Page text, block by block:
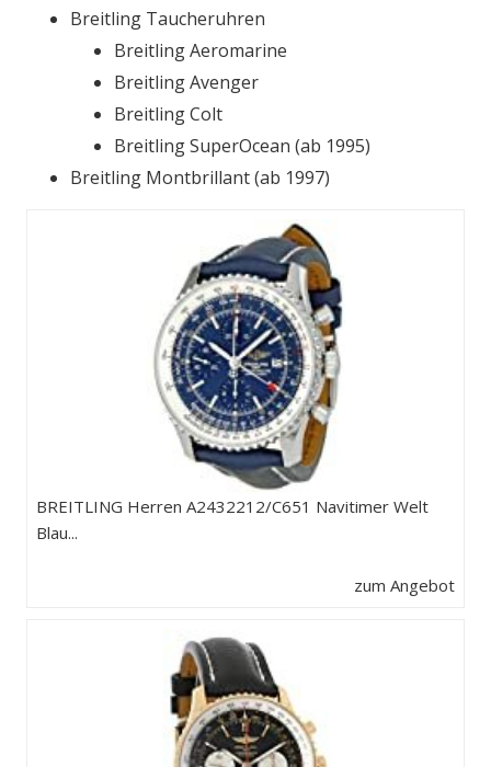
Breitling Taucheruhren
Breitling Aeromarine
Breitling Avenger
Breitling Colt
Breitling SuperOcean (ab 1995)
Breitling Montbrillant (ab 1997)
BREITLING Herren A2432212/C651 Navitimer Welt
Blau...
zum Angebot